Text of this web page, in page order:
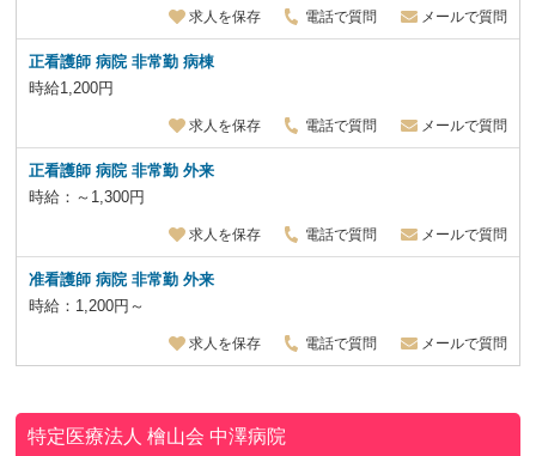
求人を保存 電話で質問 メールで質問
正看護師 病院 非常勤 病棟
時給1,200円
求人を保存 電話で質問 メールで質問
正看護師 病院 非常勤 外来
時給：～1,300円
求人を保存 電話で質問 メールで質問
准看護師 病院 非常勤 外来
時給：1,200円～
求人を保存 電話で質問 メールで質問
特定医療法人 檜山会 中澤病院